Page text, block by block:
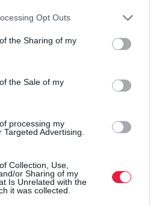
app uses one or more Google
or usage behaviour. You may click to
Google and its third-party tags to
specified purposes in below Google
Opt Outs
the Sharing of my
the Sale of my
processing my
Advertising.
Collection, Use,
or Sharing of my
Is Unrelated with the
it was collected.
a briteknél? Itt a lehetőség